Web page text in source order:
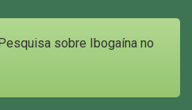
sobre Ibogaína no